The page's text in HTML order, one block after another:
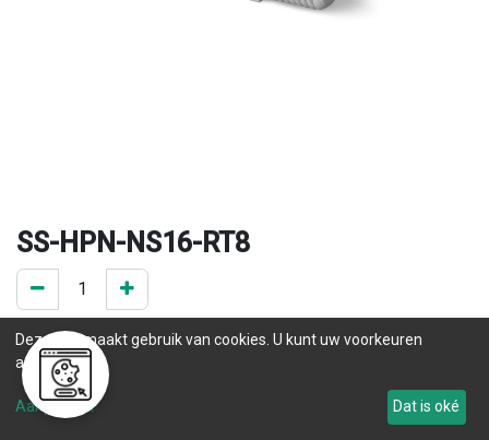
SS-HPN-NS16-RT8
0 ST op voorraad
.
Levertijd
Deze site maakt gebruik van cookies. U kunt uw voorkeuren
aanpassen.
Aanpassen Dat is oké